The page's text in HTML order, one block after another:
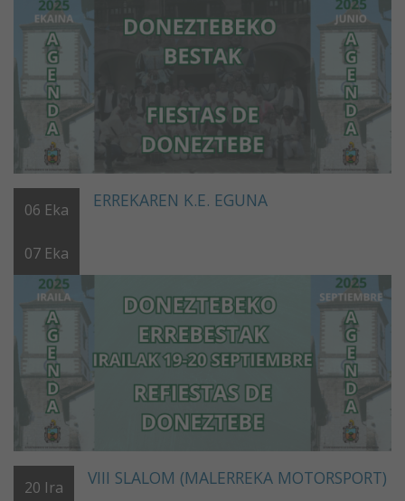
06 Eka
07 Eka
ERREKAREN K.E. EGUNA
20 Ira VIII SLALOM (MALERREKA MOTORSPORT)